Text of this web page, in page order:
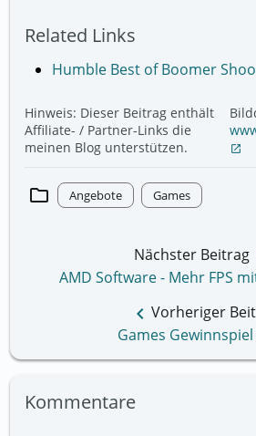
Related Links
Humble Best of Boomer
Hinweis: Dieser Beitrag enthält
Affiliate- / Partner-Links die
meinen Blog unterstützen.
open_in_new
folder Angebote Games
keyboard_arrow_left Vorheriger
Games
Nächster Beitrag
AMD Software - Mehr FPS
Kommentare